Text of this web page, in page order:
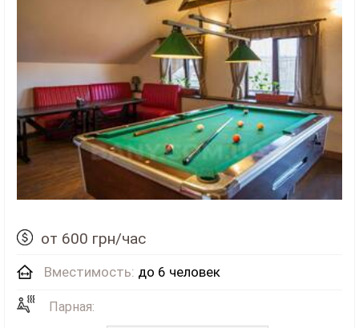
от 600 грн/час
Вместимость: до 6 человек
Парная: